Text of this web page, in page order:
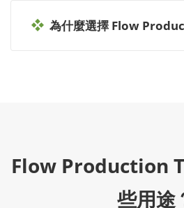
為什麼選擇 Flow
Flow Production
些用途